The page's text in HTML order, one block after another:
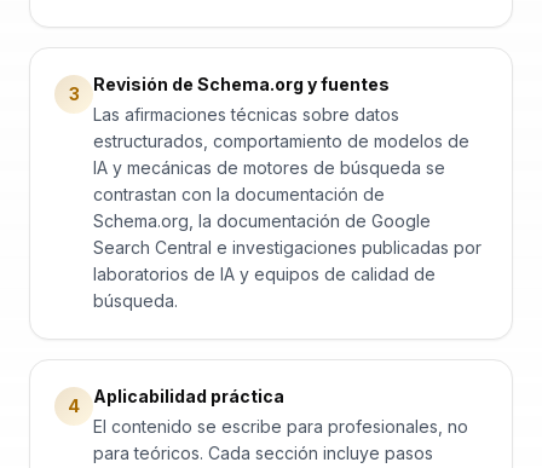
3
Revisión de Schema.org y fuentes
Las afirmaciones técnicas sobre datos
estructurados, comportamiento de modelos de
IA y mecánicas de motores de búsqueda se
contrastan con la documentación de
Schema.org, la documentación de Google
Search Central e investigaciones publicadas por
laboratorios de IA y equipos de calidad de
búsqueda.
4
Aplicabilidad práctica
El contenido se escribe para profesionales, no
para teóricos. Cada sección incluye pasos